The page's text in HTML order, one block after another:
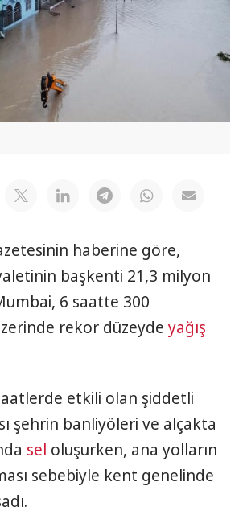
haberine göre,
başkenti 21,3 milyon
6 saatte 300
rekor düzeyde yağış
etkili olan şiddetli
şehrin banliyöleri ve alçakta
sel oluşurken, ana yolların
sebebiyle kent genelinde